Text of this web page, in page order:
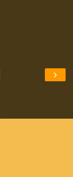
›